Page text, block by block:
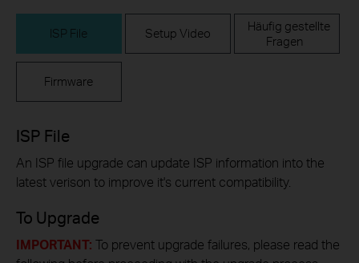
ISP File Setup Video
Häufig gestellte
Fragen
Firmware
ISP File
An ISP file upgrade can update ISP information into the
latest verison to improve it's current compatibility.
To Upgrade
IMPORTANT: To prevent upgrade failures, please read the